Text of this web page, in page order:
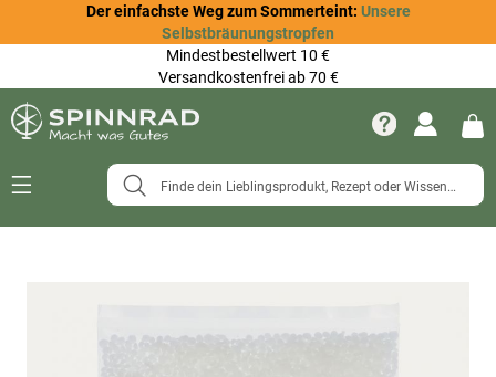
Der einfachste Weg zum Sommerteint: Unsere
Selbstbräunungstropfen
Mindestbestellwert 10 €
Versandkostenfrei ab 70 €
Navigation